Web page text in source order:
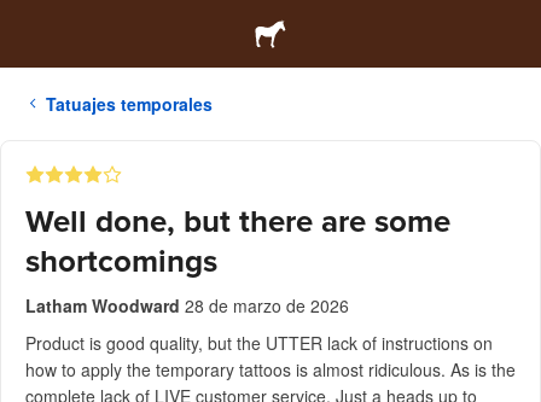
Tatuajes temporales
Well done, but there are some
shortcomings
Latham Woodward 28 de marzo de 2026
Product is good quality, but the UTTER lack of instructions on
how to apply the temporary tattoos is almost ridiculous. As is the
complete lack of LIVE customer service. Just a heads up to